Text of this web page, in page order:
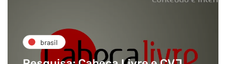
brasil